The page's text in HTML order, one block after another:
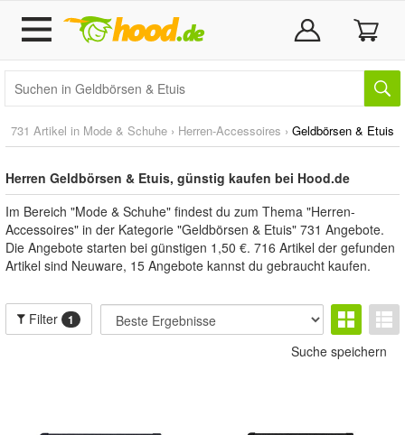
731 Artikel in Mode & Schuhe › Herren-Accessoires › Geldbörsen & Etuis
Herren Geldbörsen & Etuis, günstig kaufen bei Hood.de
Im Bereich "Mode & Schuhe" findest du zum Thema "Herren-
Accessoires" in der Kategorie "Geldbörsen & Etuis" 731 Angebote.
Die Angebote starten bei günstigen 1,50 €. 716 Artikel der gefunden
Artikel sind Neuware, 15 Angebote kannst du gebraucht kaufen.
Filter 1
Suche speichern